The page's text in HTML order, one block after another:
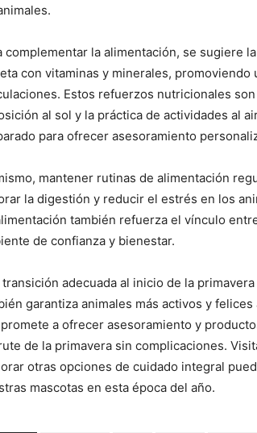
complementar la alimentación, se sugiere
con vitaminas y minerales,
Estos refuerzos nutricionales
al sol y la práctica de actividades al
para ofrecer asesoramiento
mantener rutinas de alimentación
la digestión y reducir el estrés en los
también refuerza el vínculo
de confianza y bienestar.
transición adecuada al inicio de la
garantiza animales más activos y
a ofrecer asesoramiento y
de la primavera sin complicaciones.
otras opciones de cuidado integral
mascotas en esta época del año.